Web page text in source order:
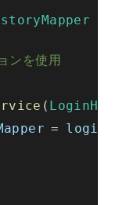
ンを使用
(
=